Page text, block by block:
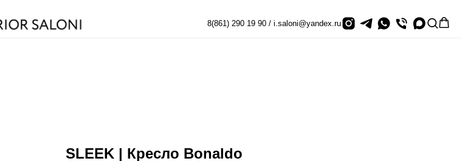
8(861) 290 19 90 / i.saloni@yandex.ru
SLEEK | Кресло Bonaldo